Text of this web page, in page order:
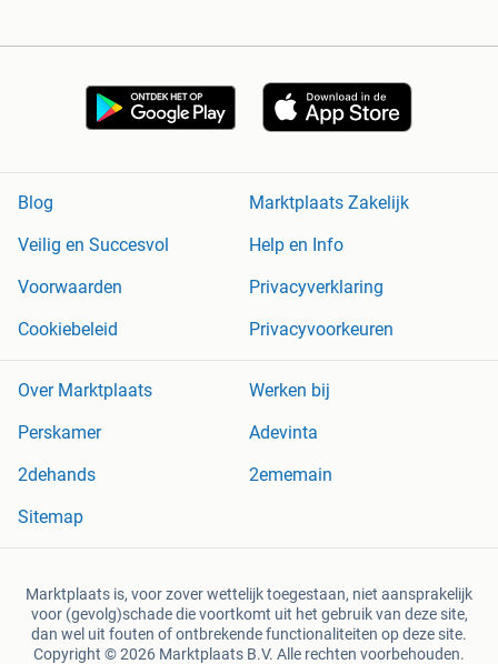
Blog
Marktplaats Zakelijk
Veilig en Succesvol
Help en Info
Voorwaarden
Privacyverklaring
Cookiebeleid
Privacyvoorkeuren
Over Marktplaats
Werken bij
Perskamer
Adevinta
2dehands
2ememain
Sitemap
Marktplaats is, voor zover wettelijk toegestaan, niet aansprakelijk
voor (gevolg)schade die voortkomt uit het gebruik van deze site,
dan wel uit fouten of ontbrekende functionaliteiten op deze site.
Copyright © 2026 Marktplaats B.V. Alle rechten voorbehouden.